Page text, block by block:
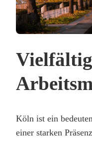
Köln ist ein
einer starken